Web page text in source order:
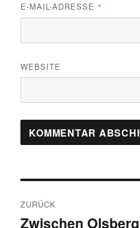
E-MAIL-ADRESSE *
WEBSITE
ZURÜCK
Vorheriger
Zwischen